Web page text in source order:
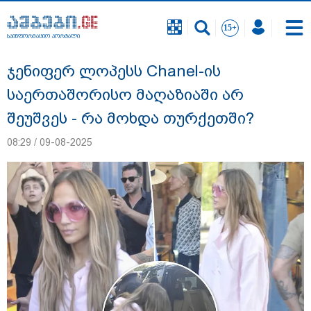
საინფორმაციო პორტალი
"ნატა ვიბლიანის საქმეზე საზოგადოება
უახლოეს დღეებში გაიგებს სიახლეს,
დაიდება პირველი მნიშვნელოვანი
შედეგი და ოფიციალურად ცნობენ
საინფორმაციო პორტალი
ჯენიფერ ლოპესს Chanel-ის
საერთაშორისო მაღაზიაში არ
შეუშვეს - რა მოხდა თურქეთში?
08:29 / 09-08-2025